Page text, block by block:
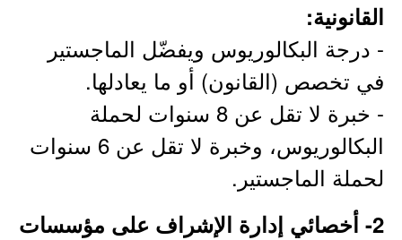
القانونية:
- درجة البكالوريوس ويفضّل الماجستير
في تخصص (القانون) أو ما يعادلها.
- خبرة لا تقل عن 8 سنوات لحملة
البكالوريوس، وخبرة لا تقل عن 6 سنوات
لحملة الماجستير.
2- أخصائي إدارة الإشراف على مؤسسات